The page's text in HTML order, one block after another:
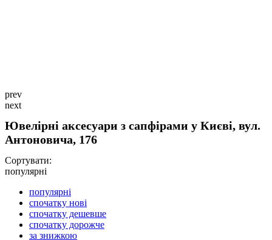
prev
next
Ювелірні аксесуари з сапфірами у Києві, вул.
Антоновича, 176
Сортувати:
популярні
популярні
спочатку нові
спочатку дешевше
спочатку дорожче
за знижкою